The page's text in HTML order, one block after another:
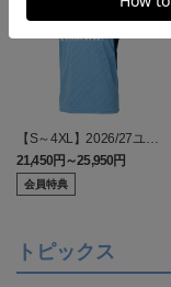
【S～4XL】2026/27ユニ
フォーム オーセンティッ
クモデル:FP1st
21,450円～25,950円
会員特典
トピックス